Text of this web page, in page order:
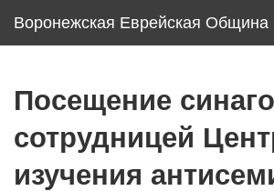
Воронежская Еврейская Община
Посещение
сотрудницей
изучения